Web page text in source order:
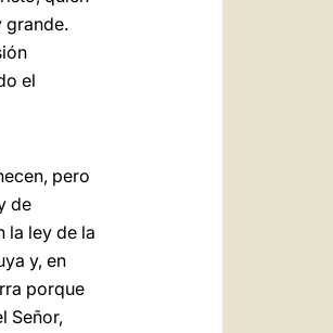
grande.
el
pero
de
la ley de la
y, en
porque
Señor,